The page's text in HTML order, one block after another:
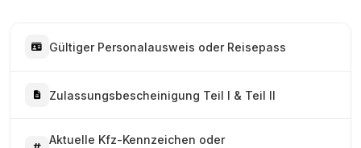
Gültiger Personalausweis oder Reisepass
Zulassungsbescheinigung Teil I & Teil II
Aktuelle Kfz-Kennzeichen oder